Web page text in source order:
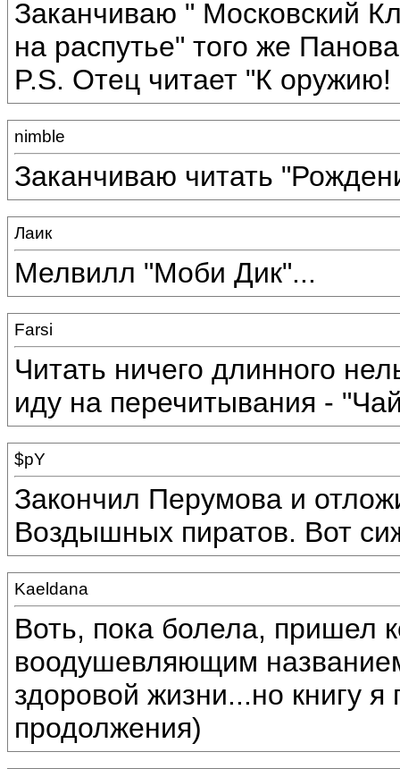
Заканчиваю " Московский
на распутье" того же
P.S. Отец читает "К
nimble
Заканчиваю читать
Лаик
Мелвилл "Моби Дик"...
Farsi
Читать ничего длинного
иду на перечитывания -
$pY
Закончил Перумова и
Воздышных пиратов. Вот
Kaeldana
Воть, пока болела, пришел
воодушевляющим
здоровой жизни...но книгу
продолжения)